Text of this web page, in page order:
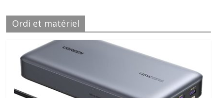
Ordi et matériel